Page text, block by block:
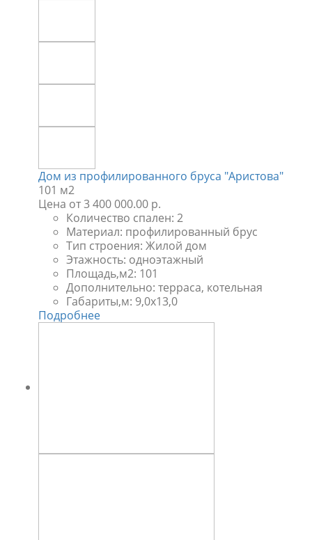
Дом из профилированного бруса "Аристова"
101 м2
Цена от 3 400 000.00 р.
Количество спален: 2
Материал: профилированный брус
Тип строения: Жилой дом
Этажность: одноэтажный
Площадь,м2: 101
Дополнительно: терраса, котельная
Габариты,м: 9,0x13,0
Подробнее